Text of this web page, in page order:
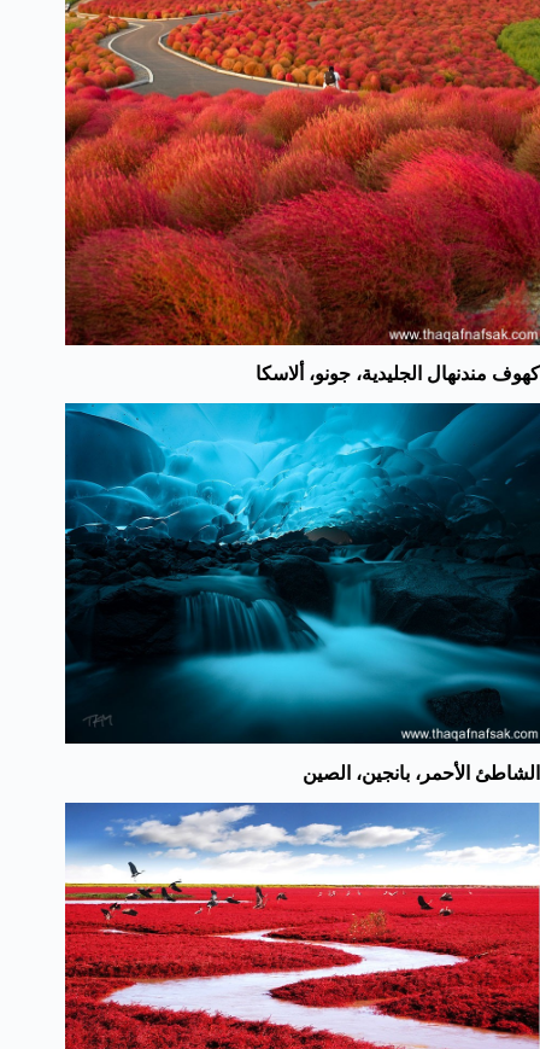
كهوف مندنهال الجليدية، جونو، ألاسكا
الشاطئ الأحمر، بانجين، الصين